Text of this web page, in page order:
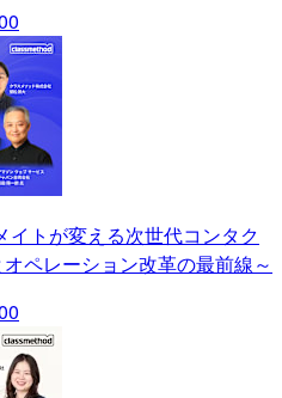
イトが変える次世代コンタク
ペレーション改革の最前線～